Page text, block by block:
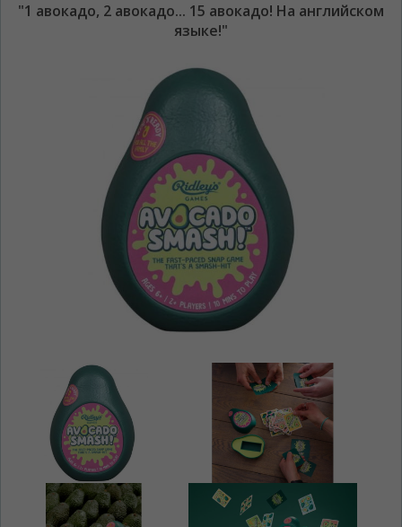
"1 авокадо, 2 авокадо... 15 авокадо! На английском
языке!"